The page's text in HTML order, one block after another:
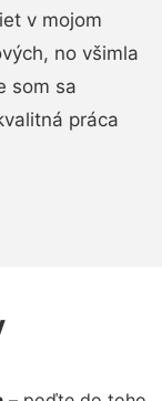
v mojom
no všimla
som sa
práca